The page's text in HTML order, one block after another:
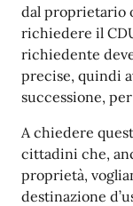
dal proprietario
richiedere il
richiedente
precise, quindi
successione,
A chiedere
cittadini che,
proprietà,
destinazione